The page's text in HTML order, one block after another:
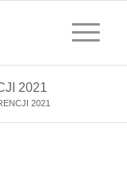
2021
2021